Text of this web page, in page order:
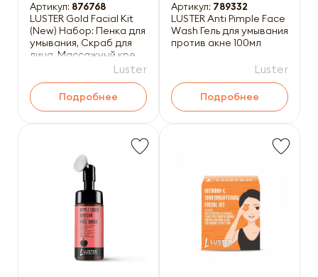
Артикул: 876768
LUSTER Gold Facial Kit
(New) Набор: Пенка для
умывания, Скраб для
лица, Массажный крем
Luster
Подробнее
Артикул: 789332
LUSTER Anti Pimple Face
Wash Гель для умывания
против акне 100мл
Luster
Подробнее